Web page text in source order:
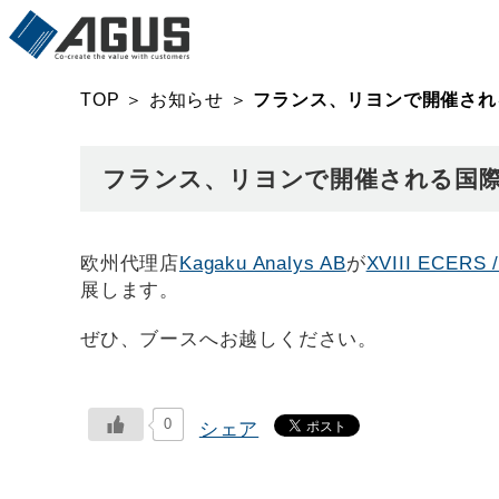
TOP ＞ お知らせ ＞ フランス、リヨンで開催さ
フランス、リヨンで開催される国
欧州代理店Kagaku Analys ABがXVIII ECERS
展します。
ぜひ、ブースへお越しください。
0 シェア